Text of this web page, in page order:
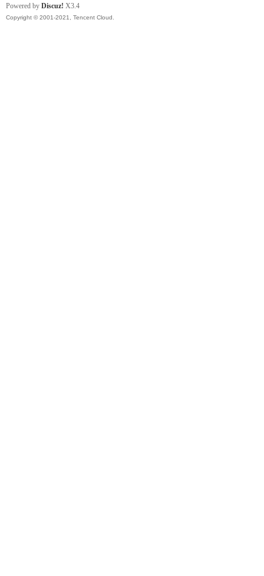
Powered by Discuz! X3.4
Copyright © 2001-2021, Tencent Cloud.